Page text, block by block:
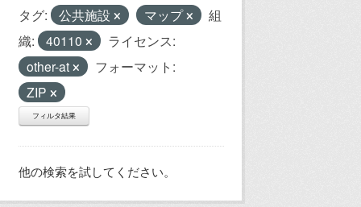
タグ: 公共施設 マップ
組
織:
40110
ライセンス:
other-at
フォーマット:
ZIP
フィルタ結果
他の検索を試してください。